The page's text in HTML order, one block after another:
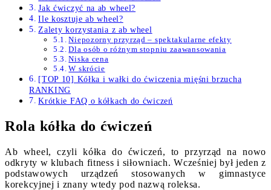
Jak ćwiczyć na ab wheel?
Ile kosztuje ab wheel?
Zalety korzystania z ab wheel
Niepozorny przyrząd – spektakularne efekty
Dla osób o różnym stopniu zaawansowania
Niska cena
W skrócie
[TOP 10] Kółka i wałki do ćwiczenia mięśni brzucha
RANKING
Krótkie FAQ o kółkach do ćwiczeń
Rola kółka do ćwiczeń
Ab wheel, czyli kółka do ćwiczeń, to przyrząd na nowo
odkryty w klubach fitness i siłowniach. Wcześniej był jeden z
podstawowych urządzeń stosowanych w gimnastyce
korekcyjnej i znany wtedy pod nazwą roleksa.